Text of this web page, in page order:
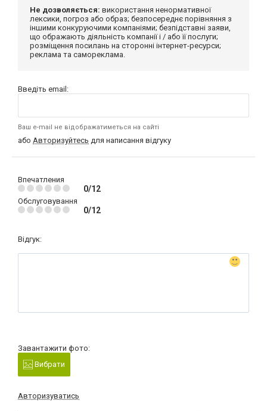
Не дозволяється: використання ненормативної
лексики, погроз або образ; безпосереднє порівняння з
іншими конкуруючими компаніями; безпідставні заяви,
що ображають діяльність компанії і / або її послуги;
розміщення посилань на сторонні інтернет-ресурси;
реклама та самореклама.
Введіть email:
Ваш e-mail не відображатиметься на сайті
або Авторизуйтесь для написання відгуку
Впечатления
0/12
Обслуговування
0/12
Відгук:
Завантажити фото:
Вибрати
Авторизуватись